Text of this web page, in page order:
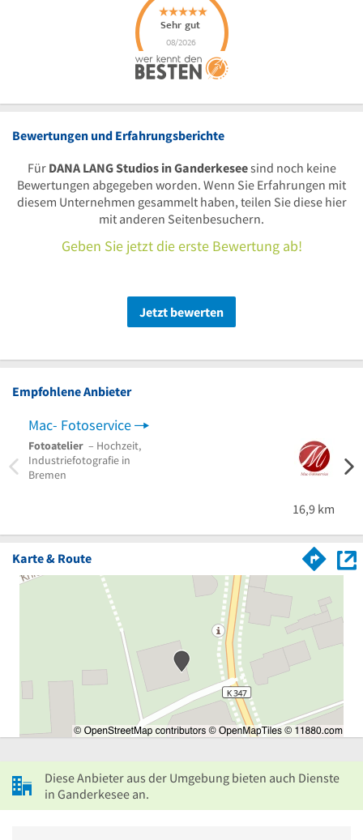
Bewertungen und Erfahrungsberichte
Für DANA LANG Studios in Ganderkeseesind noch keine
Bewertungen abgegeben worden. Wenn Sie Erfahrungen mit
diesem Unternehmen gesammelt haben, teilen Sie diese hier
mit anderen Seitenbesuchern.
Geben Sie jetzt die erste Bewertung ab!
Jetzt bewerten
Empfohlene Anbieter
Mac- Fotoservice
Fotoatelier – Hochzeit,
Industriefotografie in
Bremen
16,9 km
Karte & Route
Diese Anbieter aus der Umgebung bieten auch Dienste
in Ganderkesee an.